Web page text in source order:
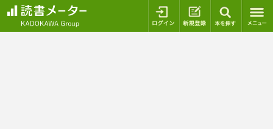
ログイン 新規登録